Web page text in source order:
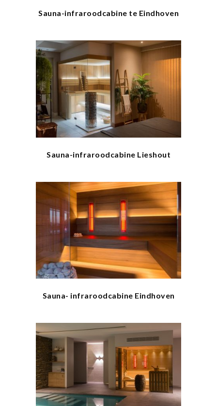
Sauna-infraroodcabine te Eindhoven
Sauna-infraroodcabine Lieshout
Sauna- infraroodcabine Eindhoven